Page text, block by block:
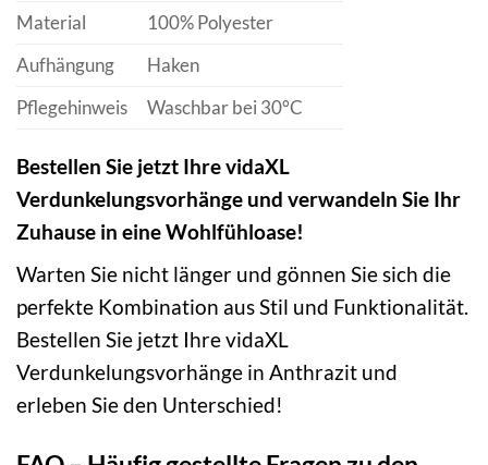
Material
100% Polyester
Aufhängung
Haken
Pflegehinweis
Waschbar bei 30°C
Bestellen Sie jetzt Ihre vidaXL
Verdunkelungsvorhänge und verwandeln Sie Ihr
Zuhause in eine Wohlfühloase!
Warten Sie nicht länger und gönnen Sie sich die
perfekte Kombination aus Stil und Funktionalität.
Bestellen Sie jetzt Ihre vidaXL
Verdunkelungsvorhänge in Anthrazit und
erleben Sie den Unterschied!